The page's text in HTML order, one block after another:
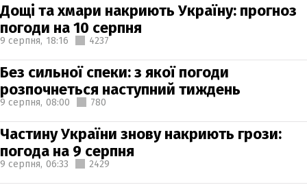
Дощі та хмари накриють Україну: прогноз
погоди на 10 серпня
9 серпня, 18:16 4237
Без сильної спеки: з якої погоди
розпочнеться наступний тиждень
9 серпня, 08:00 780
Частину України знову накриють грози:
погода на 9 серпня
9 серпня, 06:33 2429